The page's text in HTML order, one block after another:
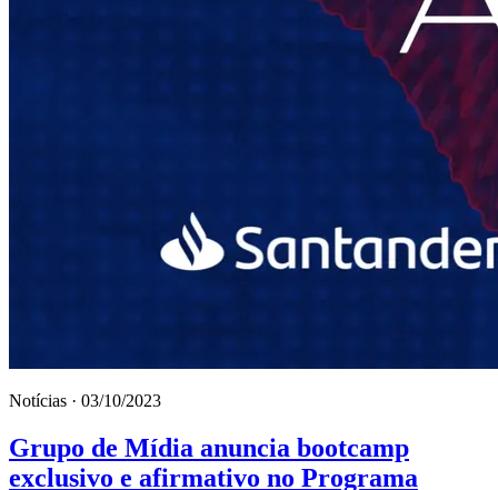
Notícias · 03/10/2023
Grupo de Mídia anuncia bootcamp
exclusivo e afirmativo no Programa